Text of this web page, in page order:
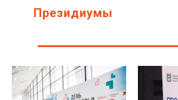
Президиумы